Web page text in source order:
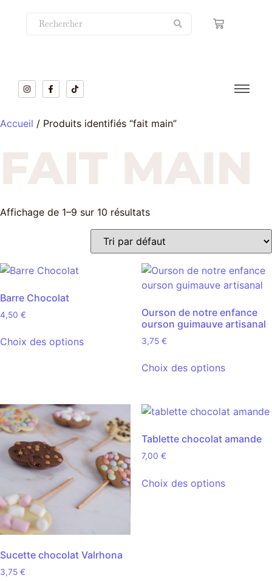
Accueil / Produits identifiés “fait main”
FAIT MAIN
Affichage de 1–9 sur 10 résultats
Barre Chocolat
4,50 €
Choix des options
Ourson de notre enfance
ourson guimauve artisanal
3,75 €
Choix des options
Sucette chocolat Valrhona
3,75 €
Tablette chocolat amande
7,00 €
Choix des options